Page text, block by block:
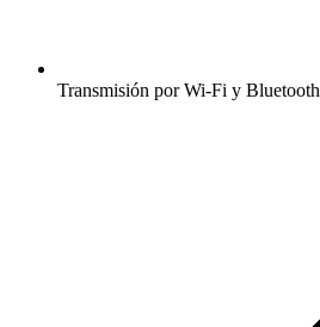
Transmisión por Wi-Fi y Bluetooth